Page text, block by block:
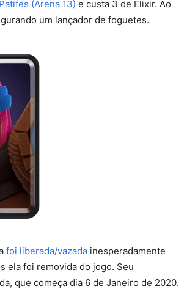
(Arena 13) e custa 3 de Elixir. Ao
um lançador de foguetes.
foi liberada/vazada inesperadamente
ela foi removida do jogo. Seu
que começa dia 6 de Janeiro de 2020.